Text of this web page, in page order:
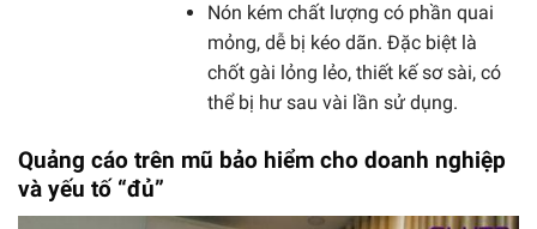
Nón kém chất lượng có phần quai
mỏng, dễ bị kéo dãn. Đặc biệt là
chốt gài lỏng lẻo, thiết kế sơ sài, có
thể bị hư sau vài lần sử dụng.
Quảng cáo trên mũ bảo hiểm cho doanh nghiệp
và yếu tố “đủ”